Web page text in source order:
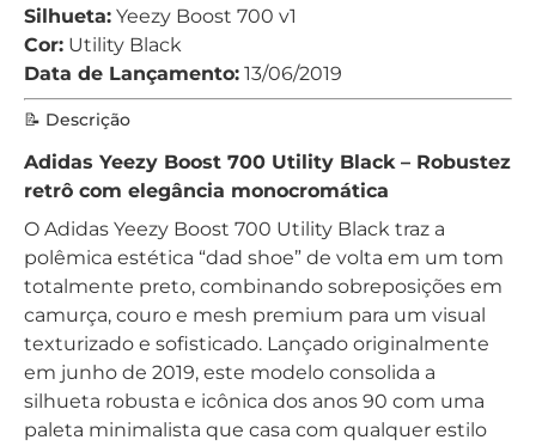
Silhueta: Yeezy Boost 700 v1
Cor: Utility Black
Data de Lançamento: 13/06/2019
📝 Descrição
Adidas Yeezy Boost 700 Utility Black – Robustez
retrô com elegância monocromática
O Adidas Yeezy Boost 700 Utility Black traz a
polêmica estética “dad shoe” de volta em um tom
totalmente preto, combinando sobreposições em
camurça, couro e mesh premium para um visual
texturizado e sofisticado. Lançado originalmente
em junho de 2019, este modelo consolida a
silhueta robusta e icônica dos anos 90 com uma
paleta minimalista que casa com qualquer estilo